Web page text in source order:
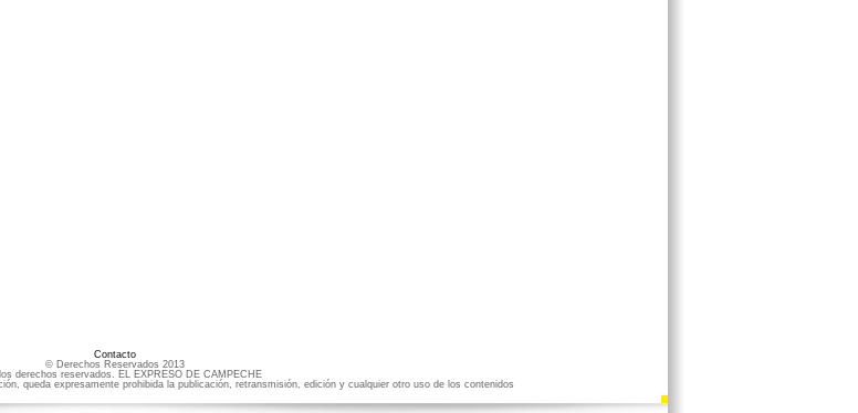
Contacto
© Derechos Reservados 2013
derechos reservados. EL EXPRESO DE CAMPECHE
queda expresamente prohibida la publicación, retransmisión, edición y cualquier otro uso de los contenidos